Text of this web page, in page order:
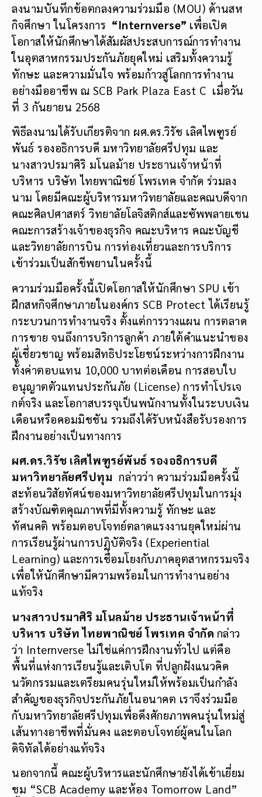
ลงนามบันทึกข้อตกลงความร่วมมือ (MOU) ด้านสห
กิจศึกษา ในโครงการ “Internverse” เพื่อเปิด
โอกาสให้นักศึกษาได้สัมผัสประสบการณ์การทำงาน
ในอุตสาหกรรมประกันภัยยุคใหม่ เสริมทั้งความรู้
ทักษะ และความมั่นใจ พร้อมก้าวสู่โลกการทำงาน
อย่างมืออาชีพ ณ SCB Park Plaza East C เมื่อวัน
ที่ 3 กันยายน 2568
พิธีลงนามได้รับเกียรติจาก ผศ.ดร.วิรัช เลิศไพฑูรย์
พันธ์ รองอธิการบดี มหาวิทยาลัยศรีปทุม และ
นางสาวปรมาศิริ มโนลม้าย ประธานเจ้าหน้าที่
บริหาร บริษัท ไทยพาณิชย์ โพรเทค จำกัด ร่วมลง
นาม โดยมีคณะผู้บริหารมหาวิทยาลัยและคณบดีจาก
คณะศิลปศาสตร์ วิทยาลัยโลจิสติกส์และซัพพลายเชน
คณะการสร้างเจ้าของธุรกิจ คณะบริหาร คณะบัญชี
และวิทยาลัยการบิน การท่องเที่ยวและการบริการ
เข้าร่วมเป็นสักขีพยานในครั้งนี้
ความร่วมมือครั้งนี้เปิดโอกาสให้นักศึกษา SPU เข้า
ฝึกสหกิจศึกษาภายในองค์กร SCB Protect ได้เรียนรู้
กระบวนการทำงานจริง ตั้งแต่การวางแผน การตลาด
การขาย จนถึงการบริการลูกค้า ภายใต้คำแนะนำของ
ผู้เชี่ยวชาญ พร้อมสิทธิประโยชน์ระหว่างการฝึกงาน
ทั้งค่าตอบแทน 10,000 บาทต่อเดือน การสอบใบ
อนุญาตตัวแทนประกันภัย (License) การทำโปรเจ
กต์จริง และโอกาสบรรจุเป็นพนักงานทั้งในระบบเงิน
เดือนหรือคอมมิชชัน รวมถึงได้รับหนังสือรับรองการ
ฝึกงานอย่างเป็นทางการ
ผศ.ดร.วิรัช เลิศไพฑูรย์พันธ์ รองอธิการบดี
มหาวิทยาลัยศรีปทุม กล่าวว่า ความร่วมมือครั้งนี้
สะท้อนวิสัยทัศน์ของมหาวิทยาลัยศรีปทุมในการมุ่ง
สร้างบัณฑิตคุณภาพที่มีทั้งความรู้ ทักษะ และ
ทัศนคติ พร้อมตอบโจทย์ตลาดแรงงานยุคใหม่ผ่าน
การเรียนรู้ผ่านการปฏิบัติจริง (Experiential
Learning) และการเชื่อมโยงกับภาคอุตสาหกรรมจริง
เพื่อให้นักศึกษามีความพร้อมในการทำงานอย่าง
แท้จริง
นางสาวปรมาศิริ มโนลม้าย ประธานเจ้าหน้าที่
บริหาร บริษัท ไทยพาณิชย์ โพรเทค จำกัด กล่าว
ว่า Internverse ไม่ใช่แค่การฝึกงานทั่วไป แต่คือ
พื้นที่แห่งการเรียนรู้และเติบโต ที่ปลูกฝังแนวคิด
นวัตกรรมและเตรียมคนรุ่นใหม่ให้พร้อมเป็นกำลัง
สำคัญของธุรกิจประกันภัยในอนาคต เราจึงร่วมมือ
กับมหาวิทยาลัยศรีปทุมเพื่อดึงศักยภาพคนรุ่นใหม่สู่
เส้นทางอาชีพที่มั่นคง และตอบโจทย์ผู้คนในโลก
ดิจิทัลได้อย่างแท้จริง
นอกจากนี้ คณะผู้บริหารและนักศึกษายังได้เข้าเยี่ยม
ชม “SCB Academy และห้อง Tomorrow Land”